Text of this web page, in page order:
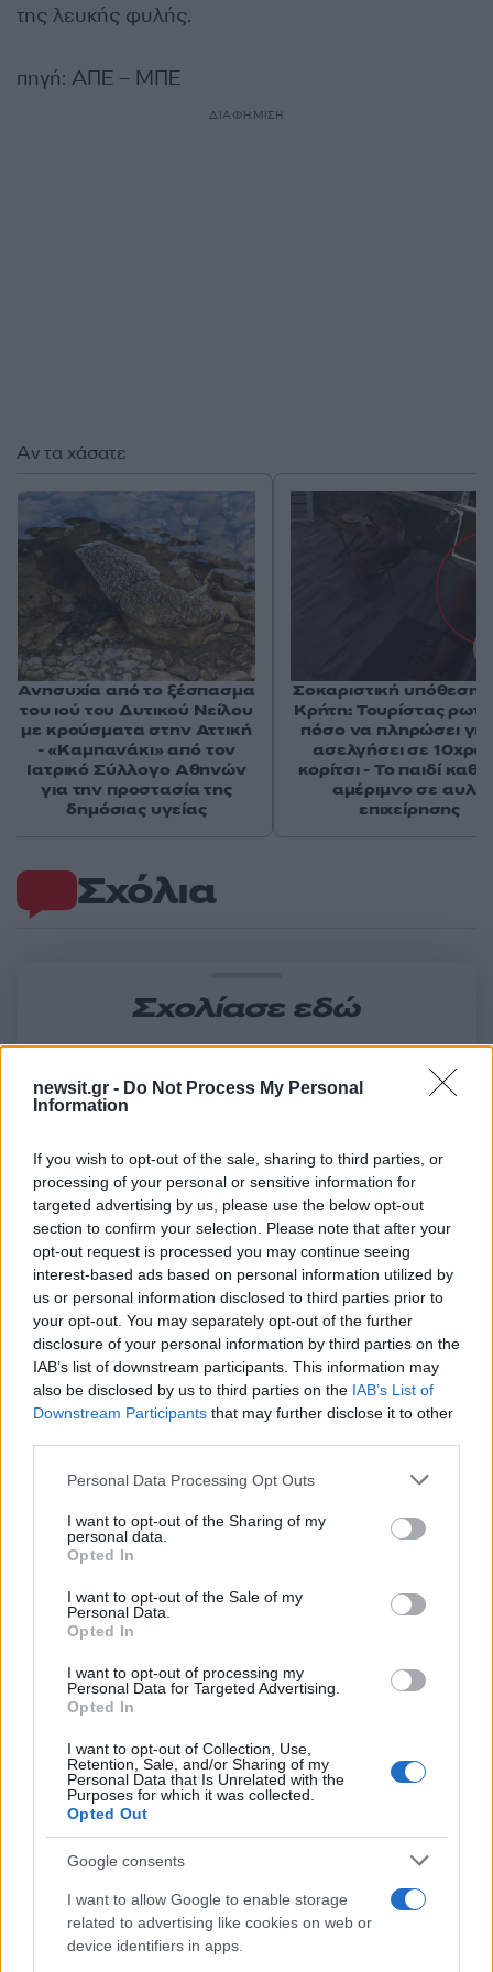
newsit.gr - Do Not Process My Personal
Information
If you wish to opt-out of the sale, sharing to third parties, or
processing of your personal or sensitive information for
targeted advertising by us, please use the below opt-out
section to confirm your selection. Please note that after your
opt-out request is processed you may continue seeing
interest-based ads based on personal information utilized by
us or personal information disclosed to third parties prior to
your opt-out. You may separately opt-out of the further
disclosure of your personal information by third parties on the
IAB’s list of downstream participants. This information may
also be disclosed by us to third parties on the IAB’s List of
Downstream Participants that may further disclose it to other
Please note that this website/app uses one or more Google
not limited to your visit or usage behaviour. You may click to
grant or deny consent to Google and its third-party tags to
use your data for below specified purposes in below Google
consent section.
Personal Data Processing Opt Outs
I want to opt-out of the Sharing of my
personal data.
Opted In
I want to opt-out of the Sale of my
Personal Data.
Opted In
I want to opt-out of processing my
Personal Data for Targeted Advertising.
Opted In
I want to opt-out of Collection, Use,
Retention, Sale, and/or Sharing of my
Personal Data that Is Unrelated with the
Purposes for which it was collected.
Opted Out
Google consents
I want to allow Google to enable storage
related to advertising like cookies on web or
device identifiers in apps.
της λευκής φυλής.
πηγή: ΑΠΕ – ΜΠΕ
ΔΙΑΦΗΜΙΣΗ
Σχόλια
Σχολίασε εδώ
50 /50
2000 /2000
Υποβολή σχολίου
Όροι Χρήσης. Το site προστατεύεται από reCAPTCHA, ισχύουν
Πολιτική Απορρήτου&Όροι Χρήσης της Google.
Κόσμος
ΝΕΑ ΖΗΛΑΝΔΙΑ
ΤΖΑΣΙΝΤΑ ΑΡΝΤΕΡΝ
Share:
Ακολουθήστε το Νewsit.gr στοGoogle News
τελευταία νέατης ημέρας
Αν τα χάσατε
Ανησυχία από το ξέσπασμα
του ιού του Δυτικού Νείλου
με κρούσματα στην Αττική
- «Καμπανάκι» από τον
Ιατρικό Σύλλογο Αθηνών
για την προστασία της
δημόσιας υγείας
Σοκαριστική υπόθεση
Κρήτη: Τουρίστας
πόσο να πληρώσει
ασελγήσει σε
κορίτσι - Το παιδί
αμέριμνο σε αυλή
επιχείρησης
Πιο δημοφιλή
Marfin: Η 46χρονη πήρε προθεσμία για να
συμμετείχε στη διαδήλωση όπως και
100.000 άτομα»
Σέρρες: Βίντεο ντοκουμέντο από το
τροχαίο με νεκρούς μητέρα και γιο – Ο
οδηγός του φορτηγού κατέγραψε τη
σύγκρουση
Σίντνεϊ Τάουλ: Πέθανε σε ηλικία 26 ετών η
σταρ του TikTok – Kατέγραφε τη ζωή της
με τον καρκίνο